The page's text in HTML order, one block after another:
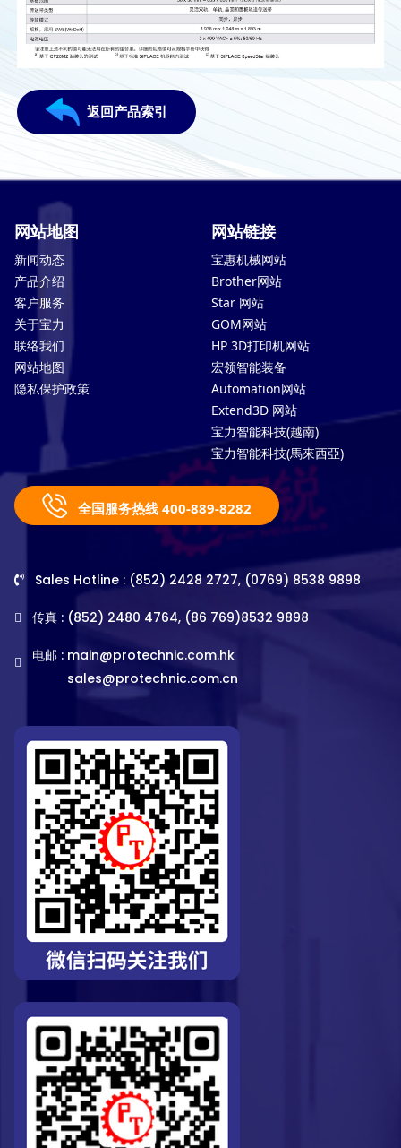
返回产品索引
网站地图
新闻动态
产品介绍
客户服务
关于宝力
联络我们
网站地图
隐私保护政策
网站链接
宝惠机械网站
Brother网站
Star 网站
GOM网站
HP 3D打印机网站
宏领智能装备
Automation网站
Extend3D 网站
宝力智能科技(越南)
宝力智能科技(馬來西亞)
全国服务热线 400-889-8282
Sales Hotline : (852) 2428 2727, (0769) 8538 9898
传真 : (852) 2480 4764, (86 769)8532 9898
电邮 : main@protechnic.com.hk
sales@protechnic.com.cn